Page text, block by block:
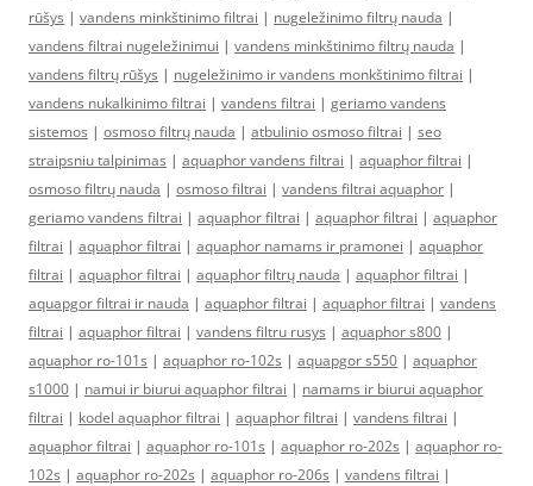
rūšys | vandens minkštinimo filtrai | nugeležinimo filtrų nauda |
vandens filtrai nugeležinimui | vandens minkštinimo filtrų nauda |
vandens filtrų rūšys | nugeležinimo ir vandens monkštinimo filtrai |
vandens nukalkinimo filtrai | vandens filtrai | geriamo vandens
sistemos | osmoso filtrų nauda | atbulinio osmoso filtrai | seo
straipsniu talpinimas | aquaphor vandens filtrai | aquaphor filtrai |
osmoso filtrų nauda | osmoso filtrai | vandens filtrai aquaphor |
geriamo vandens filtrai | aquaphor filtrai | aquaphor filtrai | aquaphor
filtrai | aquaphor filtrai | aquaphor namams ir pramonei | aquaphor
filtrai | aquaphor filtrai | aquaphor filtrų nauda | aquaphor filtrai |
aquapgor filtrai ir nauda | aquaphor filtrai | aquaphor filtrai | vandens
filtrai | aquaphor filtrai | vandens filtru rusys | aquaphor s800 |
aquaphor ro-101s | aquaphor ro-102s | aquapgor s550 | aquaphor
s1000 | namui ir biurui aquaphor filtrai | namams ir biurui aquaphor
filtrai | kodel aquaphor filtrai | aquaphor filtrai | vandens filtrai |
aquaphor filtrai | aquaphor ro-101s | aquaphor ro-202s | aquaphor ro-
102s | aquaphor ro-202s | aquaphor ro-206s | vandens filtrai |